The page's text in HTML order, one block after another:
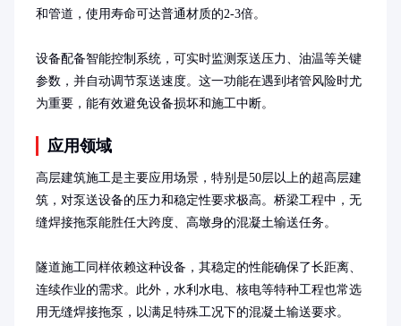
和管道，使用寿命可达普通材质的2-3倍。
设备配备智能控制系统，可实时监测泵送压力、油温等关键
参数，并自动调节泵送速度。这一功能在遇到堵管风险时尤
为重要，能有效避免设备损坏和施工中断。
应用领域
高层建筑施工是主要应用场景，特别是50层以上的超高层建
筑，对泵送设备的压力和稳定性要求极高。桥梁工程中，无
缝焊接拖泵能胜任大跨度、高墩身的混凝土输送任务。
隧道施工同样依赖这种设备，其稳定的性能确保了长距离、
连续作业的需求。此外，水利水电、核电等特种工程也常选
用无缝焊接拖泵，以满足特殊工况下的混凝土输送要求。